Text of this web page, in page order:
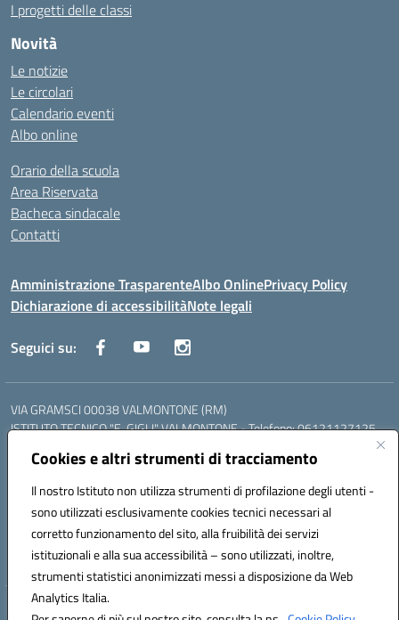
Cookies e altri strumenti di tracciamento
Il nostro Istituto non utilizza strumenti di profilazione degli utenti -
sono utilizzati esclusivamente cookies tecnici necessari al
corretto funzionamento del sito, alla fruibilità dei servizi
istituzionali e alla sua accessibilità – sono utilizzati, inoltre,
strumenti statistici anonimizzati messi a disposizione da Web
Analytics Italia.
I progetti delle classi
Novità
Le notizie
Le circolari
Calendario eventi
Albo online
Orario della scuola
Area Riservata
Bacheca sindacale
Contatti
Amministrazione TrasparenteAlbo OnlinePrivacy Policy
Dichiarazione di accessibilitàNote legali
Seguici su:
VIA GRAMSCI 00038 VALMONTONE (RM)
ISTITUTO TECNICO "E. GIGLI" VALMONTONE - Telefono: 06121127125
06121126825
LICEO DELLE SCIENZE UMANE "P.L. NERVI" SEGNI - Telefono:
Mail: RMIS099002@istruzione.it - PEC: RMIS099002@pec.istruzione.it
Codice meccanografico: RMIS099002
Codice fiscale: 95036960581
Hosting & Powered by 3D Solution S.r.l.